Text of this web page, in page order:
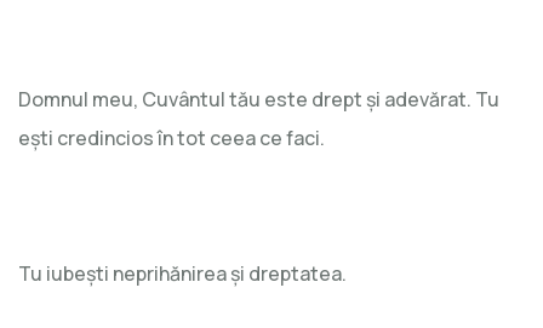
Domnul meu, Cuvântul tău este drept și adevărat. Tu
ești credincios în tot ceea ce faci.
Tu iubești neprihănirea și dreptatea.